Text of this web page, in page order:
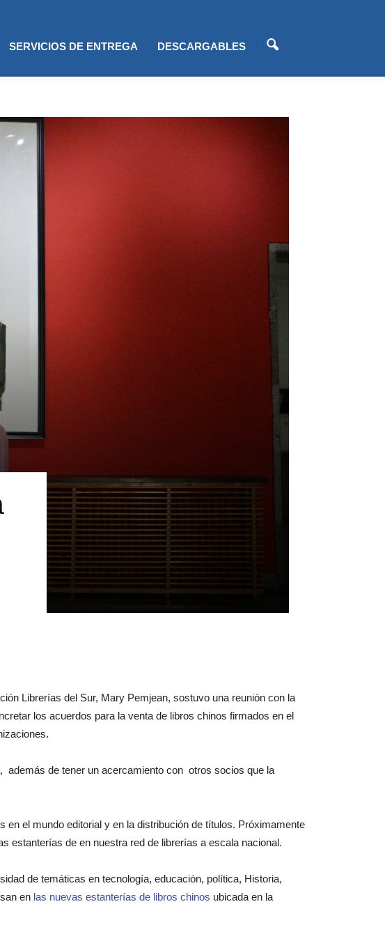
SERVICIOS DE ENTREGA DESCARGABLES
Librerías del Sur, Mary Pemjean, sostuvo una reunión con la
los acuerdos para la venta de libros chinos firmados en el
además de tener un acercamiento con otros socios que la
el mundo editorial y en la distribución de títulos. Próximamente
estanterías de en nuestra red de librerías a escala nacional.
de temáticas en tecnología, educación, política, Historia,
en las nuevas estanterías de libros chinos ubicada en la